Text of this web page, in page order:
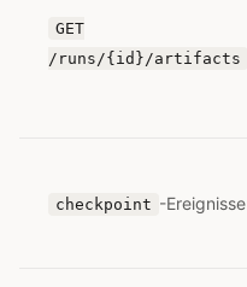
GET
/runs/{id}/artifacts
checkpoint -Ereignisse